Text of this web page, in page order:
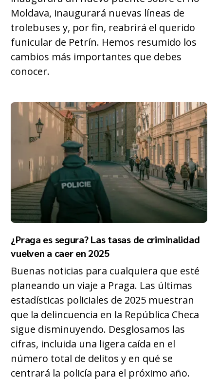
Moldava, inaugurará nuevas líneas de
trolebuses y, por fin, reabrirá el querido
funicular de Petrín. Hemos resumido los
cambios más importantes que debes
conocer.
¿Praga es segura? Las tasas de criminalidad
vuelven a caer en 2025
Buenas noticias para cualquiera que esté
planeando un viaje a Praga. Las últimas
estadísticas policiales de 2025 muestran
que la delincuencia en la República Checa
sigue disminuyendo. Desglosamos las
cifras, incluida una ligera caída en el
número total de delitos y en qué se
centrará la policía para el próximo año.